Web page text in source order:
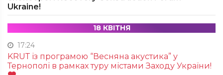
Ukraine!
18 КВІТНЯ
17:24
KRUТ із програмою “Весняна акустика” у
Тернополі в рамках туру містами Заходу України!